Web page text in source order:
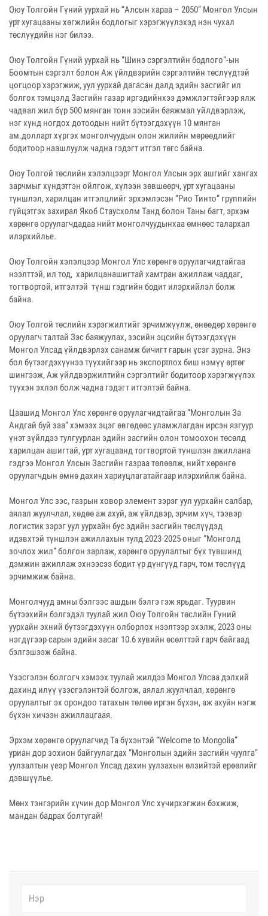
Оюу Толгойн Гүний уурхай нь “Алсын хараа – 2050” Монгол Улсын
урт хугацааны хөгжлийн бодлогыг хэрэгжүүлэхэд нэн чухал
төслүүдийн нэг билээ.
Оюу Толгойн Гүний уурхай нь “Шинэ сэргэлтийн бодлого”-ын
Боомтын сэргэлт болон Аж үйлдвэрийн сэргэлтийн төслүүдтэй
цогцоор хэрэгжиж, уул уурхай дагасан далд эдийн засгийг ил
болгох тэмцэлд Засгийн газар иргэдийнхээ дэмжлэгтэйгээр ялж
чадвал жил бүр 500 мянган тонн зэсийн баяжмал үйлдвэрлэж,
нэг хүнд ногдох дотоодын нийт бүтээгдэхүүн 10 мянган
ам.долларт хүргэх монголчуудын олон жилийн мөрөөдлийг
бодитоор наашлуулж чадна гэдэгт итгэл төгс байна.
Оюу Толгой төслийн хэлэлцээрт Монгол Улсын эрх ашгийг хангах
зарчмыг хүндэтгэн ойлгож, хүлээн зөвшөөрч, урт хугацааны
түншлэл, харилцан итгэлцлийг эрхэмлэсэн “Рио Тинто” группийн
гүйцэтгэх захирал Якоб Стаусхолм Танд болон Таны багт, эрхэм
хөрөнгө оруулагчдадаа нийт монголчуудынхаа өмнөөс талархал
илэрхийлье.
Оюу Толгойн хэлэлцээр Монгол Улс хөрөнгө оруулагчидтайгаа
нээлттэй, ил тод, харилцанашигтай хамтран ажиллаж чаддаг,
тогтвортой, итгэлтэй түнш гэдгийн бодит илэрхийлэл болж
байна.
Оюу Толгой төслийн хэрэгжилтийг эрчимжүүлж, өнөөдөр хөрөнгө
оруулагч талтай Зэс баяжуулах, зэсийн эцсийн бүтээгдэхүүн
Монгол Улсад үйлдвэрлэх санамж бичигт гарын үсэг зурна. Энэ
бол бүтээгдэхүүнээ түүхийгээр нь экспортлох биш нэмүү өртөг
шингээж, Аж үйлдвэржилтийн сэргэлтийг бодитоор хэрэгжүүлэх
түүхэн эхлэл болж чадна гэдэгт итгэлтэй байна.
Цаашид Монгол Улс хөрөнгө оруулагчидтайгаа “Монголын За
Андгай буй заа” хэмээх эцэг өвгөдөөс уламжлагдан ирсэн язгуур
үнэт зүйлдээ тулгуурлан эдийн засгийн олон томоохон төсөлд
харилцан ашигтай, урт хугацаанд тогтвортой түншлэн ажиллана
гэдгээ Монгол Улсын Засгийн газраа төлөөлж, нийт хөрөнгө
оруулагчдын өмнө дахин хариуцлагатайгаар илэрхийлж байна.
Монгол Улс зэс, газрын ховор элемент зэрэг уул уурхайн салбар,
аялал жуулчлал, хөдөө аж ахуй, аж үйлдвэр, эрчим хүч, тээвэр
логистик зэрэг уул уурхайн бус эдийн засгийн төслүүдэд
идэвхтэй түншлэн ажиллахын тулд 2023-2025 оныг “Монголд
зочлох жил” болгон зарлаж, хөрөнгө оруулалтыг бүх түвшинд
дэмжин ажиллаж эхнээсээ бодит үр дүнгүүд гарч, том төслүүд
эрчимжиж байна.
Монголчууд амны бэлгээс ашдын бэлгэ гэж ярьдаг. Туурвин
бүтээхийн бэлгэдэл туулай жил Оюу Толгойн төслийн Гүний
уурхайн эхний бүтээгдэхүүн олборлох нээлтээр эхэлж, 2023 оны
нэгдүгээр сарын эдийн засаг 10.6 хувийн өсөлттэй гарч байгаад
бэлгэшээж байна.
Үзэсгэлэн болгогч хэмээх туулай жилдээ Монгол Улсаа дэлхий
дахинд илүү үзэсгэлэнтэй болгож, аялал жуулчлал, хөрөнгө
оруулалтыг эх орондоо татахын төлөө иргэн бүхэн, аж ахуйн нэгж
бүхэн хичээн ажиллацгаая.
Эрхэм хөрөнгө оруулагчид Та бүхэнтэй “Welcome to Mongolia”
уриан дор зохион байгуулагдах “Монголын эдийн засгийн чуулга”
уулзалтын үеэр Монгол Улсад дахин уулзахын өлзийтэй ерөөлийг
дэвшүүлье.
Мөнх тэнгэрийн хүчин дор Монгол Улс хүчирхэгжин бэхжиж,
мандан бадрах болтугай!